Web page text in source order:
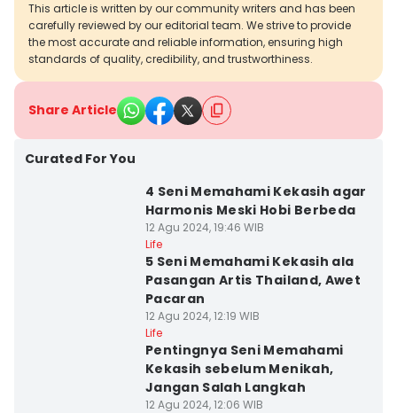
This article is written by our community writers and has been
carefully reviewed by our editorial team. We strive to provide
the most accurate and reliable information, ensuring high
standards of quality, credibility, and trustworthiness.
Share Article
Curated For You
4 Seni Memahami Kekasih agar
Harmonis Meski Hobi Berbeda
12 Agu 2024, 19:46 WIB
Life
5 Seni Memahami Kekasih ala
Pasangan Artis Thailand, Awet
Pacaran
12 Agu 2024, 12:19 WIB
Life
Pentingnya Seni Memahami
Kekasih sebelum Menikah,
Jangan Salah Langkah
12 Agu 2024, 12:06 WIB